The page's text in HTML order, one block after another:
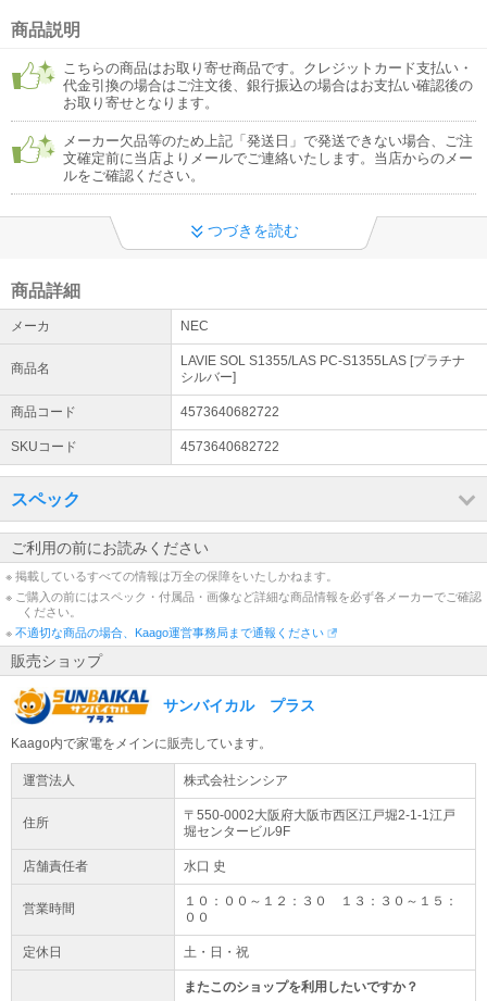
現在、電話受付を休止しております。お問い合わせフォームをご利
用ください。店舗営業・出荷・メールでのお問合せは通常どおり対
応しております。ご不便おかけいたしますが何卒よろしくお願いい
たします
詳細はこちら
冷蔵庫・洗濯機・大型テレビ等の【設置サービス】でのお届けにつ
いて
★商品により、「開梱設置が必須」の商品と「配送のみ」をご選択
までにお時間がかかります★下見必須・推奨の商品があります。
詳細はこちら
商品説明
こちらの商品はお取り寄せ商品です。クレジットカード支払い・
代金引換の場合はご注文後、銀行振込の場合はお支払い確認後の
お取り寄せとなります。
メーカー欠品等のため上記「発送日」で発送できない場合、ご注
文確定前に当店よりメールでご連絡いたします。当店からのメー
ルをご確認ください。
つづきを読む
商品詳細
メーカ NEC
商品名
LAVIE SOL S1355/LAS PC-S1355LAS [プラチナ
シルバー]
商品コード 4573640682722
SKUコード 4573640682722
スペック
ご利用の前にお読みください
※ 掲載しているすべての情報は万全の保障をいたしかねます。
※ ご購入の前にはスペック・付属品・画像など詳細な商品情報を必ず各メーカーでご確認
ください。
※ 不適切な商品の場合、Kaago運営事務局まで通報ください
販売ショップ
サンバイカル プラス
Kaago内で家電をメインに販売しています。
運営法人 株式会社シンシア
住所 〒550-0002大阪府大阪市西区江戸堀2-1-1江戸
堀センタービル9F
店舗責任者 水口 史
営業時間
１０：００～１２：３０ １３：３０～１５：
００
定休日 土・日・祝
またこのショップを利用したいですか？